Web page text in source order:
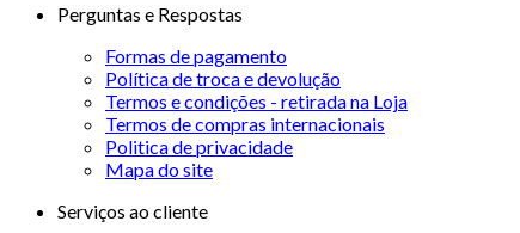
Perguntas e Respostas
Formas de pagamento
Política de troca e devolução
Termos e condições - retirada na Loja
Termos de compras internacionais
Politica de privacidade
Mapa do site
Serviços ao cliente